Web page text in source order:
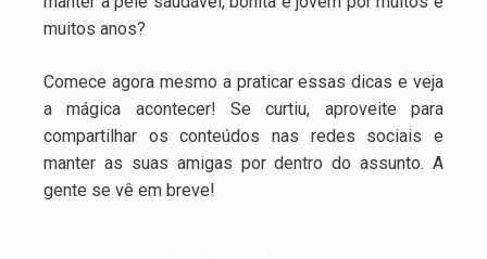
muitos anos?
Comece agora mesmo a praticar essas dicas e veja
a mágica acontecer! Se curtiu, aproveite para
compartilhar os conteúdos nas redes sociais e
manter as suas amigas por dentro do assunto. A
gente se vê em breve!